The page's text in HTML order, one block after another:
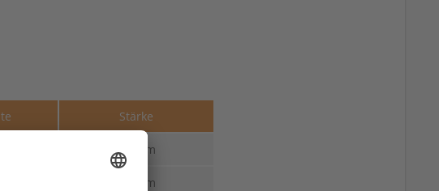
Stärke
2,0 mm
2,0 mm